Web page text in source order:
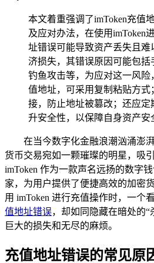
本文着重强调了imToken充值
及应对办法，在使用imToken
址错误可能导致资产丢失且难
济损失，其错误原因可能包括
钓鱼攻击等，为应对这一风险
值地址，可采用复制粘贴方式
接，防止地址被篡改；还应定
升安全性，以保障自身资产安
在当今数字化金融浪潮汹涌澎
货币交易宛如一颗璀璨的明星，吸
imToken 作为一款声名远扬的数字
家，为用户提供了便捷高效的加密
用 imToken 进行充值操作时，一个
值地址错误，却如同隐藏在暗处的
巨大的损失和无尽的麻烦。
充值地址错误的常见原